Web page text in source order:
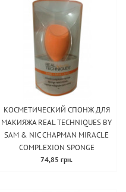
КОСМЕТИЧЕСКИЙ СПОНЖ ДЛЯ
МАКИЯЖА REAL TECHNIQUES BY
SAM & NIC CHAPMAN MIRACLE
COMPLEXION SPONGE
74,85 грн.